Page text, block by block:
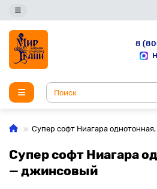
8
Супер софт Ниагара
Супер софт Ниагара
— джинсовый